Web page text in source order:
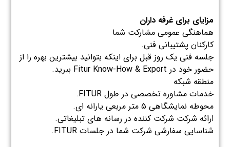
مزایای برای غرفه داران
هماهنگی عمومی مشارکت شما
کارکنان پشتیبانی فنی.
جلسه فنی یک روز قبل برای اینکه بتوانید بیشترین بهره را از
حضور خود در Fitur Know-How & Export ببرید.
منطقه شبکه
خدمات مشاوره تخصصی در طول FITUR.
محوطه نمایشگاهی ۵ متر مربعی یارانه ای.
ارائه شرکت شرکت کننده در رسانه های تبلیغاتی.
شناسایی سفارشی شرکت شما در جلسات FITUR.